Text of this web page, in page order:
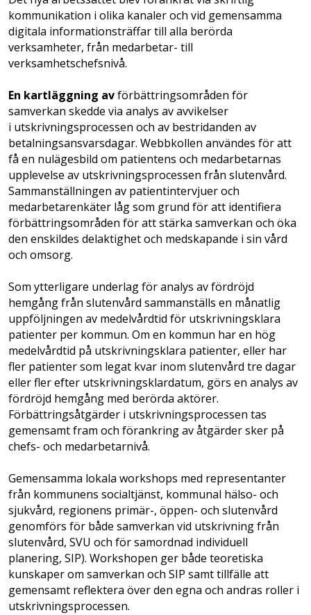
kommunikation i olika kanaler och vid gemensamma
digitala informationsträffar till alla berörda
verksamheter, från medarbetar- till
verksamhetschefsnivå.
En kartläggning avförbättringsområden för
samverkan skedde via analys av avvikelser
i utskrivningsprocessen och av bestridanden av
betalningsansvarsdagar. Webbkollen användes för att
få en nulägesbild om patientens och medarbetarnas
upplevelse av utskrivningsprocessen från slutenvård.
Sammanställningen av patientintervjuer och
medarbetar­enkäter låg som grund för att identifiera
förbättringsområden för att stärka samverkan och öka
den enskildes delaktighet och medskapande i sin vård
och omsorg.
Som ytterligare underlag för analys av fördröjd
hemgång från slutenvård sammanställs en månatlig
uppföljningen av medelvårdtid för utskrivningsklara
patienter per kommun. Om en kommun har en hög
medelvårdtid på utskrivningsklara patienter, eller har
fler patienter som legat kvar inom slutenvård tre dagar
eller fler efter utskrivningsklardatum, görs en analys av
fördröjd hemgång med berörda aktörer.
Förbättringsåtgärder i utskrivningsprocessen tas
gemensamt fram och förankring av åtgärder sker på
chefs- och medarbetarnivå.
Gemensamma lokala workshops med representanter
från kommunens socialtjänst, kommunal hälso- och
sjukvård, regionens primär-, öppen- och slutenvård
genomförs för både samverkan vid utskrivning från
slutenvård, SVU och för samordnad individuell
planering, SIP). Workshopen ger både teoretiska
kunskaper om samverkan och SIP samt tillfälle att
gemensamt reflektera över den egna och andras roller i
utskrivningsprocessen.